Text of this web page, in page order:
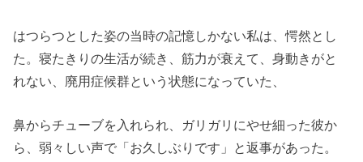
はつらつとした姿の当時の記憶しかない私は、愕然とし
た。寝たきりの生活が続き、筋力が衰えて、身動きがと
れない、廃用症候群という状態になっていた、
鼻からチューブを入れられ、ガリガリにやせ細った彼か
ら、弱々しい声で「お久しぶりです」と返事があった。